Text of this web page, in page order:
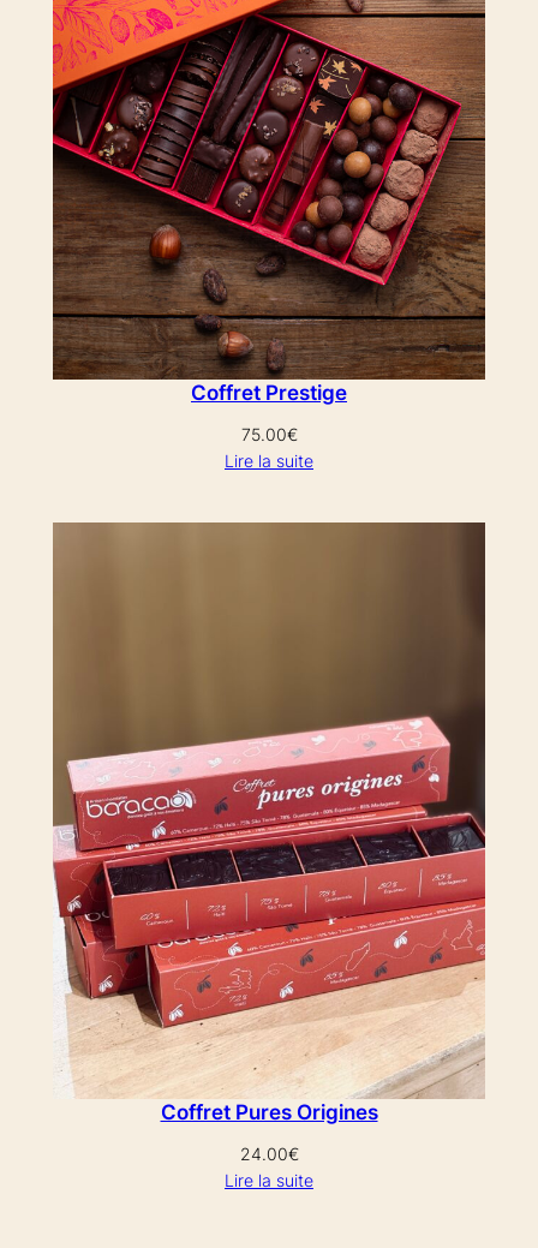
Coffret Prestige
75.00€
Lire la suite
Coffret Pures Origines
24.00€
Lire la suite